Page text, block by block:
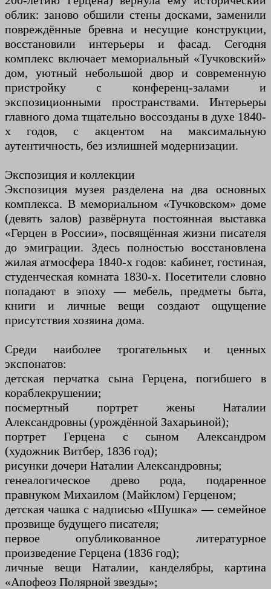
облик: заново обшили стены досками, заменили
повреждённые бревна и несущие конструкции,
восстановили интерьеры и фасад. Сегодня
комплекс включает мемориальный «Тучковский»
дом, уютный небольшой двор и современную
пристройку с конференц-залами и
экспозиционными пространствами. Интерьеры
главного дома тщательно воссозданы в духе 1840-
х годов, с акцентом на максимальную
аутентичность, без излишней модернизации.
Экспозиция и коллекции
Экспозиция музея разделена на два основных
комплекса. В мемориальном «Тучковском» доме
(девять залов) развёрнута постоянная выставка
«Герцен в России», посвящённая жизни писателя
до эмиграции. Здесь полностью восстановлена
жилая атмосфера 1840-х годов: кабинет, гостиная,
студенческая комната 1830-х. Посетители словно
попадают в эпоху — мебель, предметы быта,
книги и личные вещи создают ощущение
присутствия хозяина дома.
Среди наиболее трогательных и ценных
экспонатов:
детская перчатка сына Герцена, погибшего в
кораблекрушении;
посмертный портрет жены Наталии
Александровны (урождённой Захарьиной);
портрет Герцена с сыном Александром
(художник Витбер, 1836 год);
рисунки дочери Наталии Александровны;
генеалогическое древо рода, подаренное
правнуком Михаилом (Майклом) Герценом;
детская чашка с надписью «Шушка» — семейное
прозвище будущего писателя;
первое опубликованное литературное
произведение Герцена (1836 год);
личные вещи Наталии, канделябры, картина
«Апофеоз Полярной звезды»;